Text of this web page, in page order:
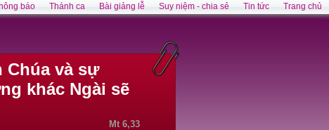
Chúa và sự
khác Ngài sẽ
Mt 6,33
Trang chủ
Tin tức
Suy niệm - chia sẻ
Bài giảng lễ
Thánh ca
báo